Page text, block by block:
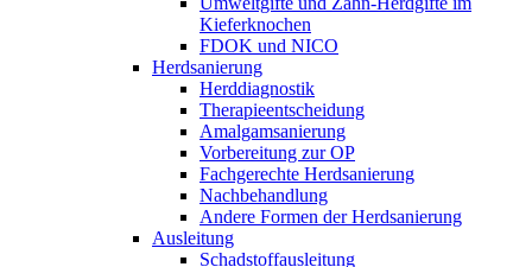
Kieferknochen
FDOK und NICO
Herdsanierung
Herddiagnostik
Therapie­entscheidung
Amalgam­sanierung
Vorbereitung zur OP
Fach­gerechte Herd­sanierung
Nach­behandlung
Andere Formen der Herdsanierung
Ausleitung
Schadstoffausleitung